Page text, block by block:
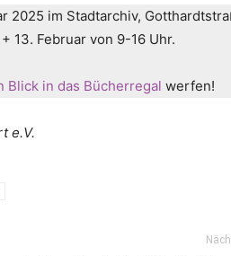
2025 im Stadtarchiv,
13. Februar von 9-16 Uhr.
Blick in das Bücherregal werfen!
e.V.